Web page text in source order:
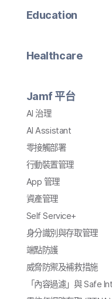
Education
Healthcare
Jamf平​台
AI治理
AI Assistant
零接觸部署
行動​裝置​管理
App 管理
資產​管理
Self Service+
身​分識別​與​存取​管理
端點防護
威脅​防禦​及​補救​措施
「內容​過濾」​與Safe